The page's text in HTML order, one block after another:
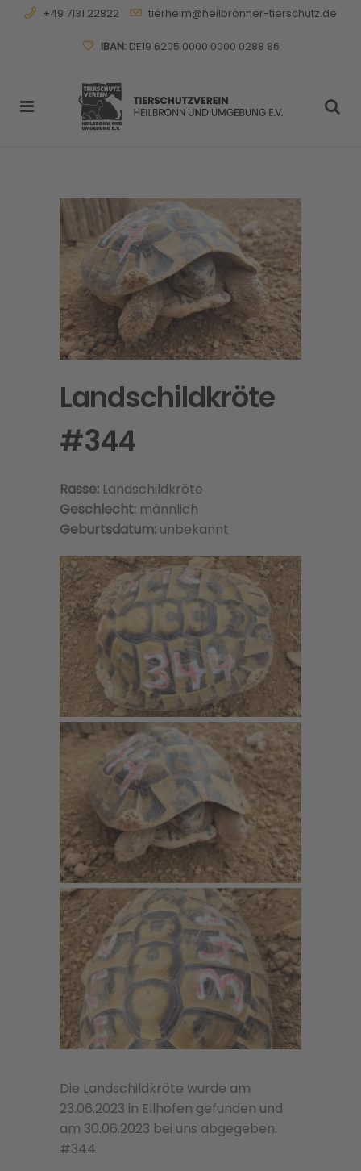
+49 7131 22822 tierheim@heilbronner-tierschutz.de
IBAN:DE19 6205 0000 0000 0288 86
Landschildkröte
#344
Rasse: Landschildkröte
Geschlecht: männlich
Geburtsdatum: unbekannt
Die Landschildkröte wurde am
23.06.2023 in Ellhofen gefunden und
am 30.06.2023 bei uns abgegeben.
#344